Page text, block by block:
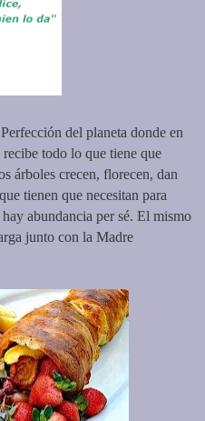
del planeta donde en
todo lo que tiene que
árboles crecen, florecen, dan
tienen que necesitan para
abundancia per sé. El mismo
junto con la Madre